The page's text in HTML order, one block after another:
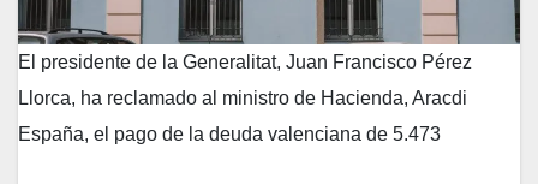
El presidente de la Generalitat, Juan Francisco Pérez
Llorca, ha reclamado al ministro de Hacienda, Aracdi
España, el pago de la deuda valenciana de 5.473